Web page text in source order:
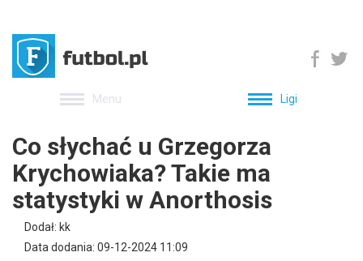
Menu Ligi
Co słychać u Grzegorza
Krychowiaka? Takie ma
statystyki w Anorthosis
Dodał: kk
Data dodania: 09-12-2024 11:09